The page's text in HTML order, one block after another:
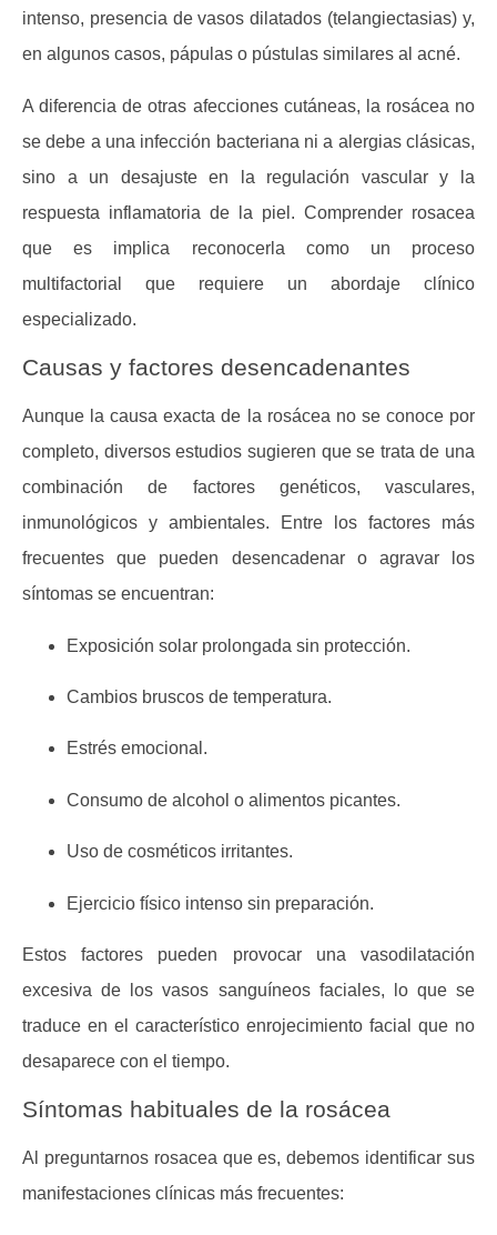
intenso, presencia de vasos dilatados (telangiectasias) y,
en algunos casos, pápulas o pústulas similares al acné.
A diferencia de otras afecciones cutáneas, la rosácea no
se debe a una infección bacteriana ni a alergias clásicas,
sino a un desajuste en la regulación vascular y la
respuesta inflamatoria de la piel. Comprender rosacea
que es implica reconocerla como un proceso
multifactorial que requiere un abordaje clínico
especializado.
Causas y factores desencadenantes
Aunque la causa exacta de la rosácea no se conoce por
completo, diversos estudios sugieren que se trata de una
combinación de factores genéticos, vasculares,
inmunológicos y ambientales. Entre los factores más
frecuentes que pueden desencadenar o agravar los
síntomas se encuentran:
Exposición solar prolongada sin protección.
Cambios bruscos de temperatura.
Estrés emocional.
Consumo de alcohol o alimentos picantes.
Uso de cosméticos irritantes.
Ejercicio físico intenso sin preparación.
Estos factores pueden provocar una vasodilatación
excesiva de los vasos sanguíneos faciales, lo que se
traduce en el característico enrojecimiento facial
que no
desaparece con el tiempo.
Síntomas habituales de la rosácea
Al preguntarnos rosacea que es, debemos identificar sus
manifestaciones clínicas más frecuentes: